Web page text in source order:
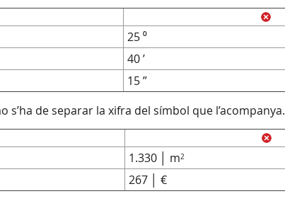
25 ⁰
40 ’
15 ”
s’ha de separar la xifra del símbol que l’acompanya.
1.330 │ m2
267 │ €